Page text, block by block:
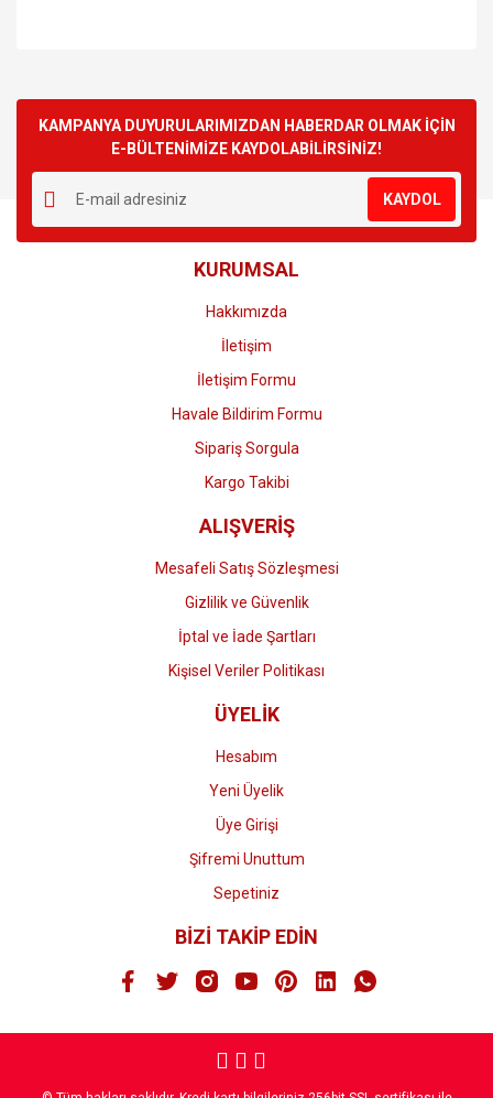
Yorum Yaz
kullanarak tarafımıza iletebilirsiniz.
Görüş ve önerileriniz için teşekkür ederiz.
Ürün resmi kalitesiz, bozuk veya görüntülenemiyor.
Ürün açıklamasında eksik bilgiler bulunuyor.
Ürün bilgilerinde hatalar bulunuyor.
Ürün fiyatı diğer sitelerden daha pahalı.
Gönder
KAMPANYA DUYURULARIMIZDAN HABERDAR OLMAK İÇİN
E-BÜLTENİMİZE KAYDOLABİLİRSİNİZ!
KAYDOL
KURUMSAL
Hakkımızda
İletişim
İletişim Formu
Havale Bildirim Formu
Sipariş Sorgula
Kargo Takibi
ALIŞVERİŞ
Mesafeli Satış Sözleşmesi
Gizlilik ve Güvenlik
İptal ve İade Şartları
Kişisel Veriler Politikası
ÜYELİK
Hesabım
Yeni Üyelik
Üye Girişi
Şifremi Unuttum
Sepetiniz
BİZİ TAKİP EDİN